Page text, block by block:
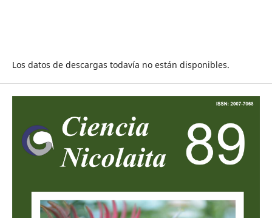
Los datos de descargas todavía no están disponibles.